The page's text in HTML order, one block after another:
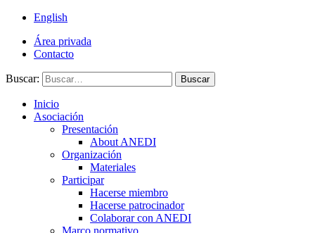
English
Área privada
Contacto
Buscar: Buscar
Inicio
Asociación
Presentación
About ANEDI
Organización
Materiales
Participar
Hacerse miembro
Hacerse patrocinador
Colaborar con ANEDI
Marco normativo